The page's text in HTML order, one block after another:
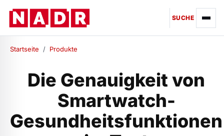
SUCHE
Startseite / Produkte
Die Genauigkeit von
Smartwatch-
Gesundheitsfunktionen